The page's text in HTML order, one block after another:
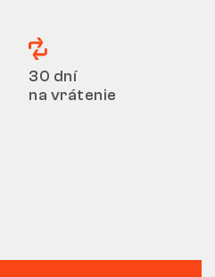
30 dní
na vrátenie